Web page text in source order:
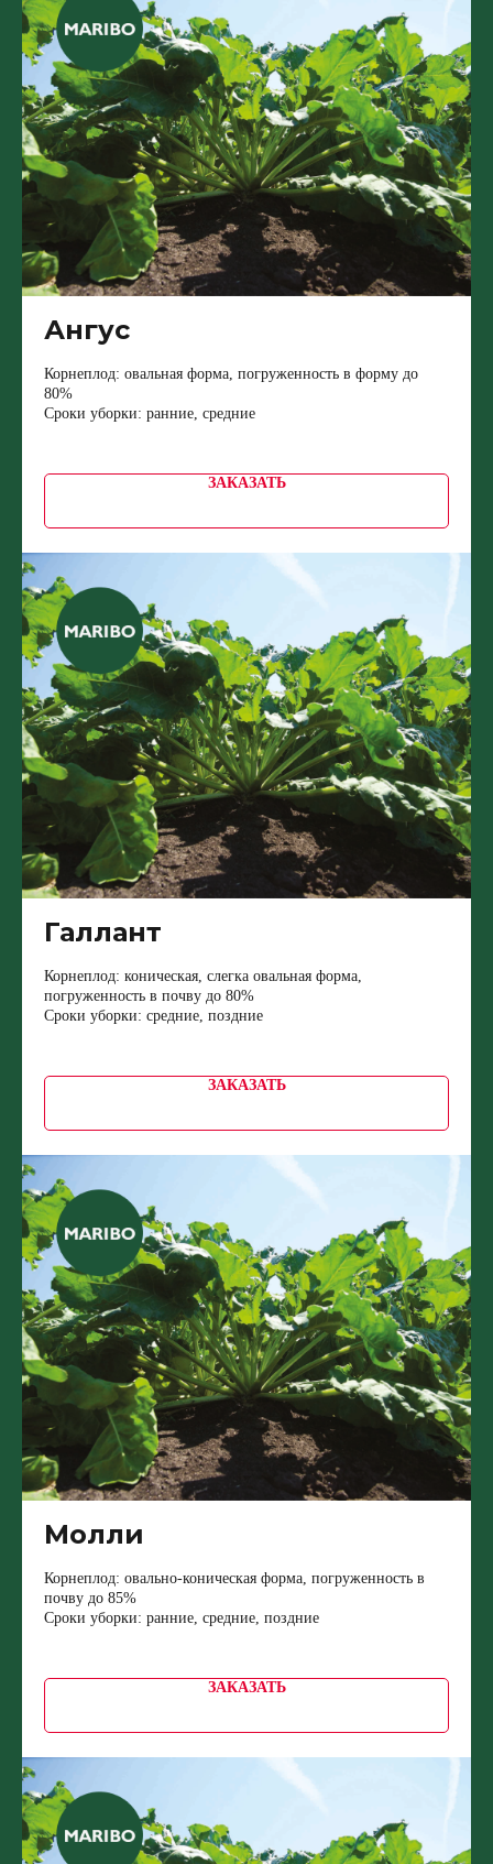
Ангус
Корнеплод: овальная форма, погруженность в форму до
80%
Сроки уборки: ранние, средние
ЗАКАЗАТЬ
Галлант
Корнеплод: коническая, слегка овальная форма,
погруженность в почву до 80%
Сроки уборки: средние, поздние
ЗАКАЗАТЬ
Молли
Корнеплод: овально-коническая форма, погруженность в
почву до 85%
Сроки уборки: ранние, средние, поздние
ЗАКАЗАТЬ